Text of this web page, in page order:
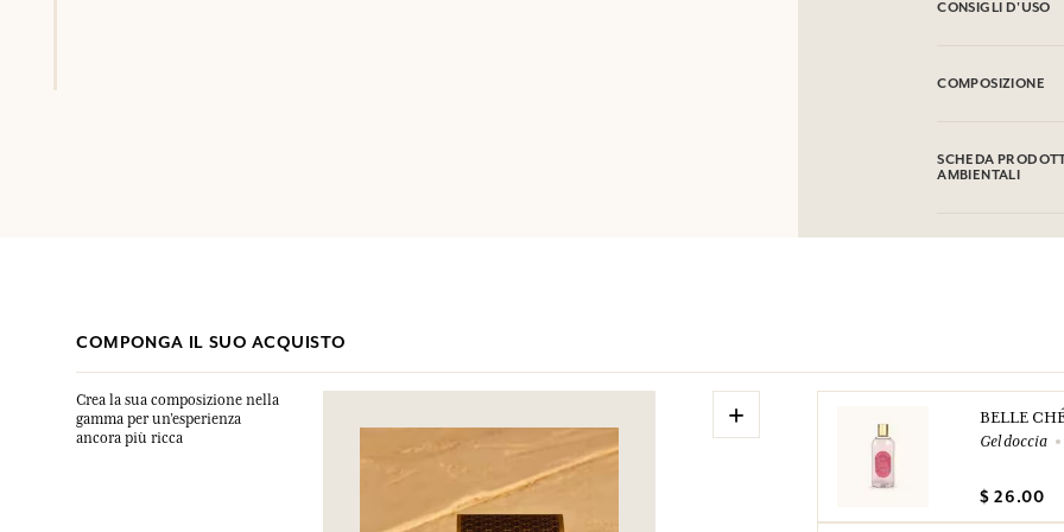
CONSIGLI D'USO
COMPOSIZIONE
Limonene,
SCHEDA
AMBIENTALI
Si prega di
COMPONGA IL SUO ACQUISTO
Crea la sua composizione nella
gamma per un’esperienza
ancora più ricca
+
BELLE
Gel doccia
$ 26.00